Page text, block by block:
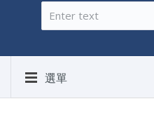
搜尋表單
選單